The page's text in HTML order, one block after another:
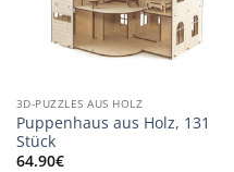
3D-PUZZLES AUS HOLZ
Puppenhaus aus Holz, 131
Stück
64.90€